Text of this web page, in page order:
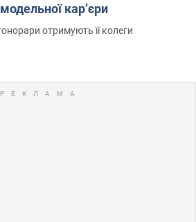
кар’єри
отримують її колеги